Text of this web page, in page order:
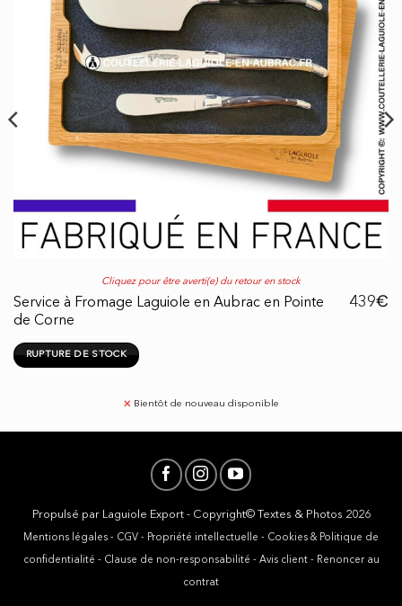
Cliquez pour être averti(e) du retour en stock
Service à Fromage Laguiole en Aubrac en Pointe
de Corne
439€
RUPTURE DE STOCK
✕ Bientôt de nouveau disponible
Propulsé par Laguiole Export- Copyright© Textes & Photos 2026
Mentions légales - CGV - Propriété intellectuelle - Cookies & Politique de
confidentialité - Clause de non-responsabilité - Avis client- Renoncer au
contrat